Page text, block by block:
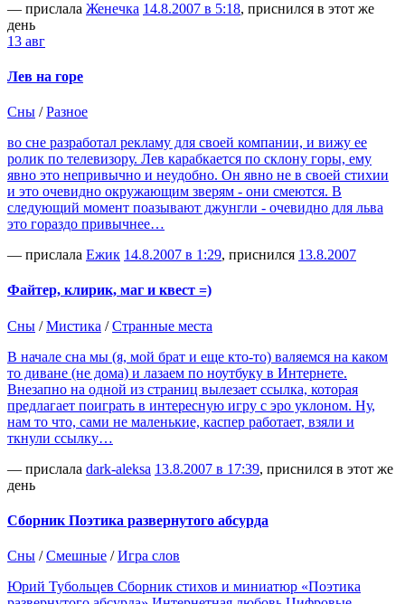
— прислала Женечка 14.8.2007 в 5:18, приснился в этот же
день
13 авг
Лев на горе
Сны /Разное
во сне разработал рекламу для своей компании, и вижу ее
ролик по телевизору. Лев карабкается по склону горы, ему
явно это непривычно и неудобно. Он явно не в своей стихии
и это очевидно окружающим зверям - они смеются. В
следующий момент поазывают джунгли - очевидно для льва
это гораздо привычнее…
— прислала Ежик 14.8.2007 в 1:29, приснился 13.8.2007
Файтер, клирик, маг и квест =)
Сны /Мистика /Странные места
В начале сна мы (я, мой брат и еще кто-то) валяемся на каком
то диване (не дома) и лазаем по ноутбуку в Интернете.
Внезапно на одной из страниц вылезает ссылка, которая
предлагает поиграть в интересную игру с эро уклоном. Ну,
нам то что, сами не маленькие, каспер работает, взяли и
ткнули ссылку…
— прислала dark-aleksa 13.8.2007 в 17:39, приснился в этот же
день
Сборник Поэтика развернутого абсурда
Сны /Смешные /Игра слов
Юрий Тубольцев Сборник стихов и миниатюр «Поэтика